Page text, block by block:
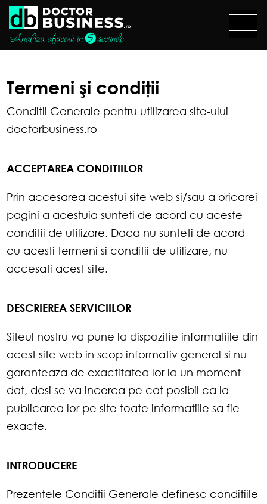
Termeni şi condiţii
Conditii Generale pentru utilizarea site-ului
doctorbusiness.ro
ACCEPTAREA CONDITIILOR
Prin accesarea acestui site web si/sau a oricarei
pagini a acestuia sunteti de acord cu aceste
conditii de utilizare. Daca nu sunteti de acord
cu acesti termeni si conditii de utilizare, nu
accesati acest site.
DESCRIEREA SERVICIILOR
Siteul nostru va pune la dispozitie informatiile din
acest site web in scop informativ general si nu
garanteaza de exactitatea lor la un moment
dat, desi se va incerca pe cat posibil ca la
publicarea lor pe site toate informatiile sa fie
exacte.
INTRODUCERE
Prezentele Conditii Generale definesc conditiile